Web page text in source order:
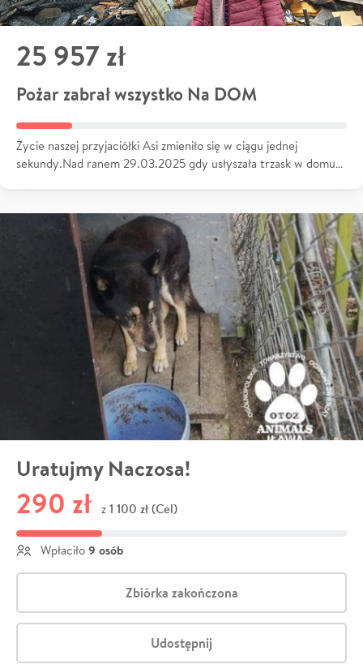
25 957 zł
Pożar zabrał wszystko Na DOM
Życie naszej przyjaciółki Asi zmieniło się w ciągu jednej
sekundy.Nad ranem 29.03.2025 gdy usłyszała trzask w domu…
Uratujmy Naczosa!
290 zł z 1 100 zł (Cel)
Wpłaciło 9 osób
Zbiórka zakończona
Udostępnij